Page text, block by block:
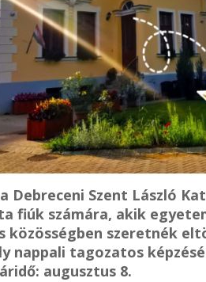
Debreceni Szent László
fiúk számára, akik
közösségben szeretnék
nappali tagozatos
augusztus 8.